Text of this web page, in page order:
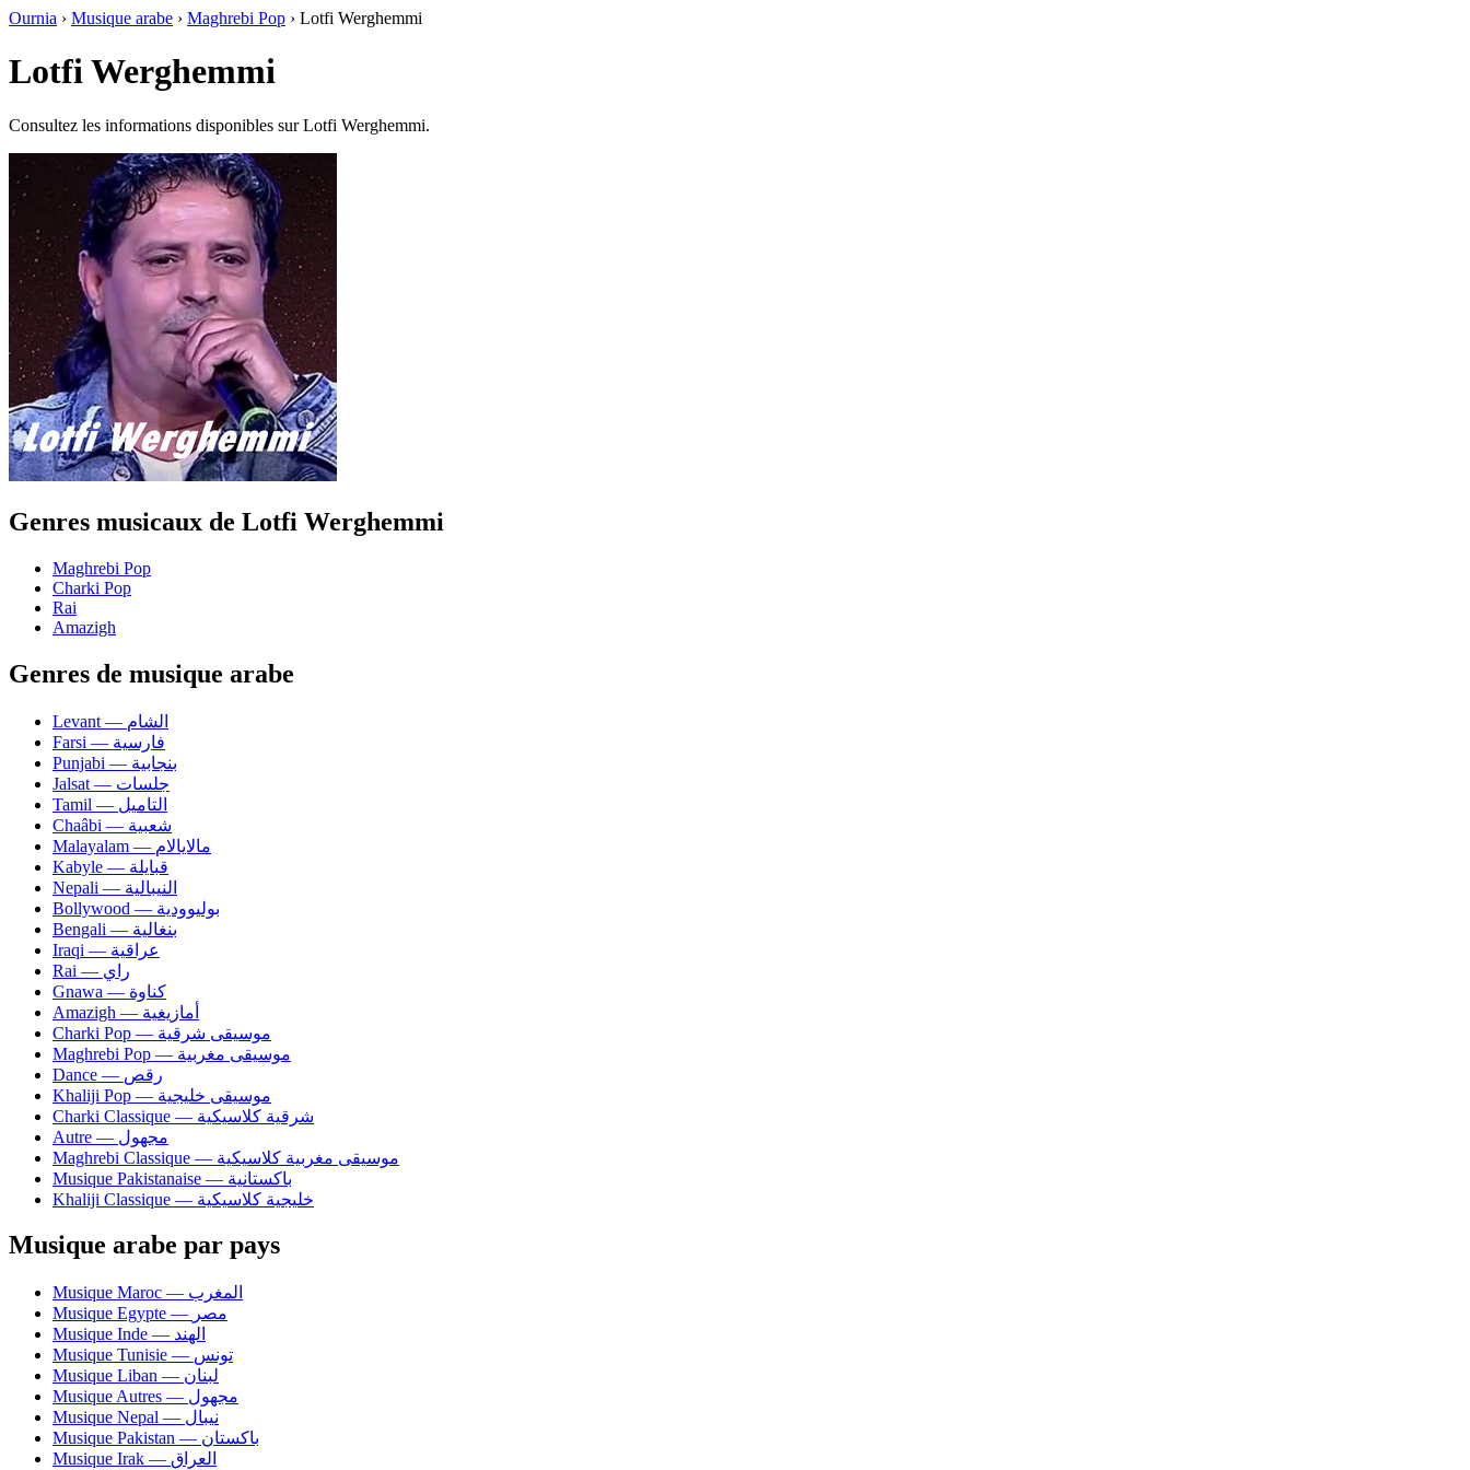
Ournia › Musique arabe › Maghrebi Pop › Lotfi Werghemmi
Lotfi Werghemmi
Consultez les informations disponibles sur Lotfi Werghemmi.
Genres musicaux de Lotfi Werghemmi
Maghrebi Pop
Charki Pop
Rai
Amazigh
Genres de musique arabe
Levant — الشام
Farsi — فارسية
Punjabi — بنجابية
Jalsat — جلسات
Tamil — التاميل
Chaâbi — شعبية
Malayalam — مالايالام
Kabyle — قبايلة
Nepali — النيبالية
Bollywood — بوليوودية
Bengali — بنغالية
Iraqi — عراقية
Rai — راي
Gnawa — كناوة
Amazigh — أمازيغية
Charki Pop — موسيقى شرقية
Maghrebi Pop — موسيقى مغربية
Dance — رقص
Khaliji Pop — موسيقى خليجية
Charki Classique — شرقية كلاسيكية
Autre — مجهول
Maghrebi Classique — موسيقى مغربية كلاسيكية
Musique Pakistanaise — باكستانية
Khaliji Classique — خليجية كلاسيكية
Musique arabe par pays
Musique Maroc — المغرب
Musique Egypte — مصر
Musique Inde — الهند
Musique Tunisie — تونس
Musique Liban — لبنان
Musique Autres — مجهول
Musique Nepal — نيبال
Musique Pakistan — باكستان
Musique Irak — العراق